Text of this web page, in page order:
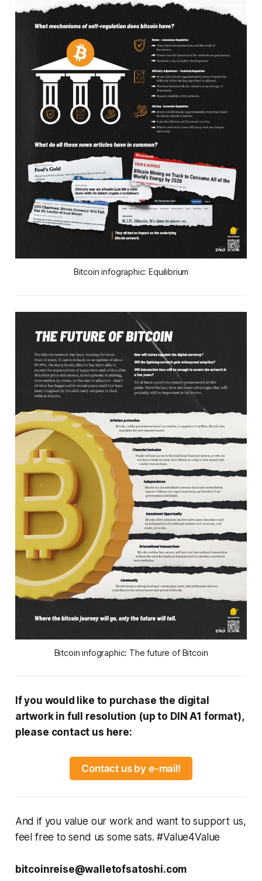
Bitcoin infographic: Equilibrium
Bitcoin infographic: The future of Bitcoin
If you would like to purchase the digital
artwork in full resolution (up to DIN A1 format),
please contact us here:
Contact us by e-mail!
And if you value our work and want to support us,
feel free to send us some sats. #Value4Value
bitcoinreise@walletofsatoshi.com